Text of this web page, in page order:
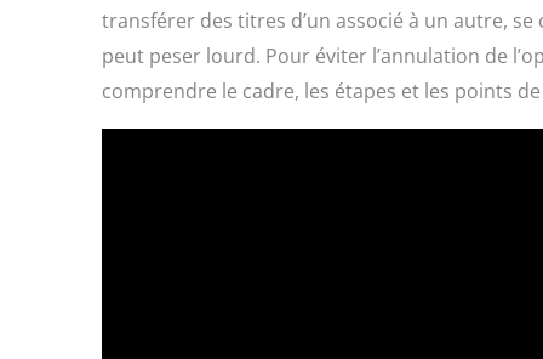
transférer des titres d’un associé à un autre,
peut peser lourd. Pour éviter l’annulation de
comprendre le cadre, les étapes et les points